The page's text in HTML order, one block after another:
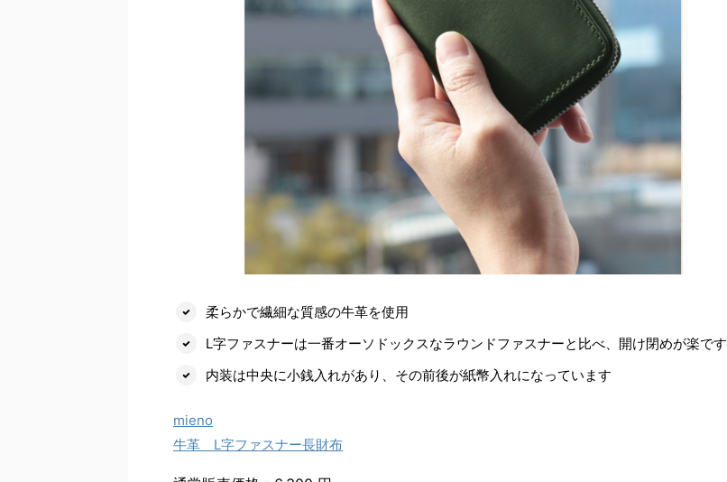
柔らかで繊細な質感の牛革を使用
L字ファスナーは一番オーソドックスなラウンドファスナーと比べ、開け閉めが楽です
内装は中央に小銭入れがあり、その前後が紙幣入れになっています
mieno
牛革 L字ファスナー長財布